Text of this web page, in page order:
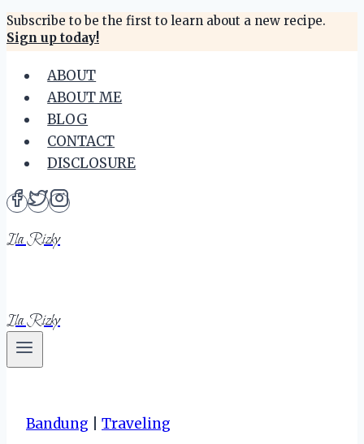
Skip
to
content
Subscribe to be the first to learn about a new recipe.
Sign up today!
ABOUT
ABOUT ME
BLOG
CONTACT
DISCLOSURE
Ila Rizky
Ila Rizky
Bandung Traveling